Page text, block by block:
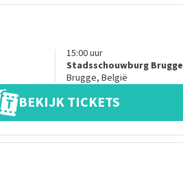
15:00uur
Stadsschouwburg Brugge
Brugge, België
BEKIJK TICKETS